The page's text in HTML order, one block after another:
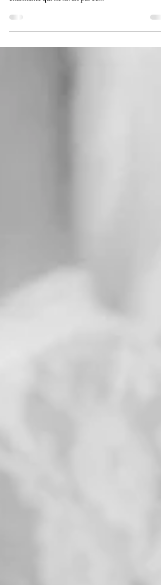
séances photos. Petit extrait avec Lorie, adolescente
charmante qui ne savait pas ce...